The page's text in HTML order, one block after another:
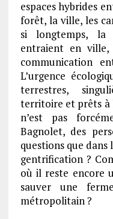
espaces hybrides
forêt, la ville, les
si longtemps, la
entraient en
communication
L’urgence
terrestres,
territoire et prêts à
n’est pas
Bagnolet, des
questions que dans
gentrification ?
où il reste encore
sauver une
métropolitain ?